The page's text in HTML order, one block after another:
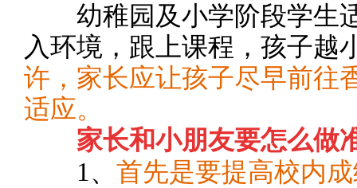
幼稚园及小学阶段学生
入环境，跟上课程，孩子越
许，家长应让孩子尽早前往
适应。
家长和小朋友要怎么做
1、 首先是要提高校内